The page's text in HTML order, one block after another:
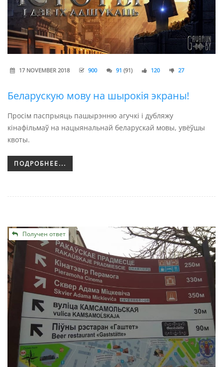
17 NOVEMBER 2018 900 91 (91) 120 27
Беларускую мову на шырокія экраны!
Просім паспрыяць пашырэнню агучкі і дубляжу
кінафільмаў на нацыянальнай беларускай мовы, увёўшы
квоты.
ПОДРОБНЕЕ...
Получен ответ